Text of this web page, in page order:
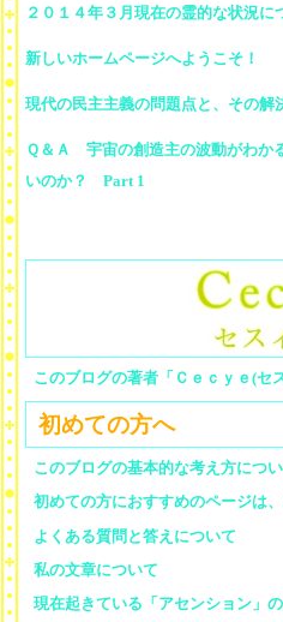
２０１４年３月現在の霊的な状況
新しいホームページへようこそ！
現代の民主主義の問題点と、その
Ｑ＆Ａ 宇宙の創造主の波動がわか
いのか？ Part 1
このブログの著者「Ｃｅｃｙｅ(セ
初めての方へ
このブログの基本的な考え方につ
初めての方におすすめのページは
よくある質問と答えについて
私の文章について
現在起きている「アセンション」